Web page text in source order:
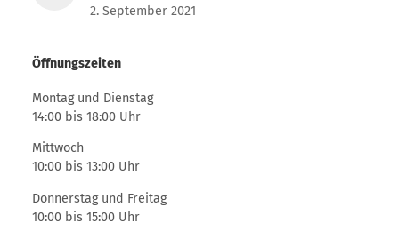
2. September 2021
Öffnungszeiten
Montag und Dienstag
14:00 bis 18:00 Uhr
Mittwoch
10:00 bis 13:00 Uhr
Donnerstag und Freitag
10:00 bis 15:00 Uhr